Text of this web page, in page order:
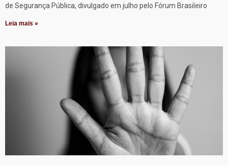
de Segurança Pública, divulgado em julho pelo Fórum Brasileiro
Leia mais »